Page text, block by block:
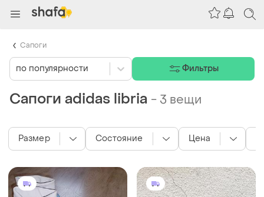
Сапоги adidas libria - 3 вещи
Размер Состояние Цена
по популярности Фильтры
Сапоги